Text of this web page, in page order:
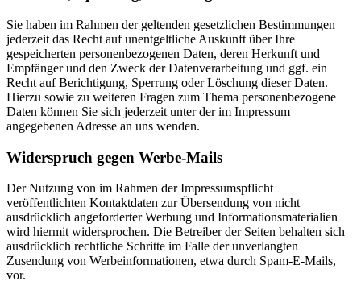
Sie haben im Rahmen der geltenden gesetzlichen Bestimmungen
jederzeit das Recht auf unentgeltliche Auskunft über Ihre
gespeicherten personenbezogenen Daten, deren Herkunft und
Empfänger und den Zweck der Datenverarbeitung und ggf. ein
Recht auf Berichtigung, Sperrung oder Löschung dieser Daten.
Hierzu sowie zu weiteren Fragen zum Thema personenbezogene
Daten können Sie sich jederzeit unter der im Impressum
angegebenen Adresse an uns wenden.
Widerspruch gegen Werbe-Mails
Der Nutzung von im Rahmen der Impressumspflicht
veröffentlichten Kontaktdaten zur Übersendung von nicht
ausdrücklich angeforderter Werbung und Informationsmaterialien
wird hiermit widersprochen. Die Betreiber der Seiten behalten sich
ausdrücklich rechtliche Schritte im Falle der unverlangten
Zusendung von Werbeinformationen, etwa durch Spam-E-Mails,
vor.